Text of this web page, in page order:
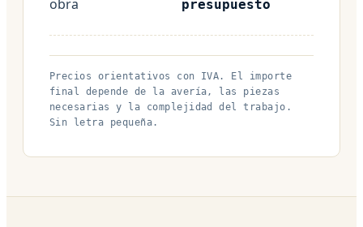
obra presupuesto
Precios orientativos con IVA. El importe
final depende de la avería, las piezas
necesarias y la complejidad del trabajo.
Sin letra pequeña.